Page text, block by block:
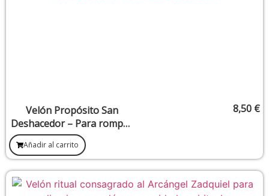
Velón Propósito San
Deshacedor – Para romper
bloqueos, hechizos y
amarres no deseados
8,50 €
Añadir al carrito